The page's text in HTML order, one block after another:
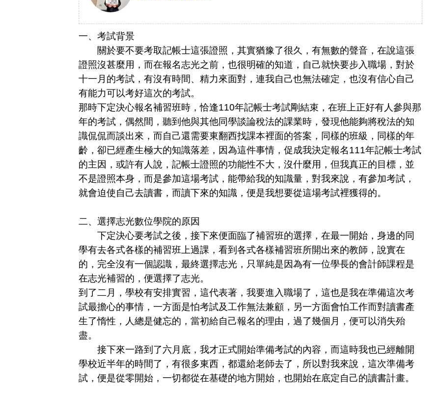
一、考試背景
關於要不要考取記帳士這張證照，其實猶豫了很久，有無數的聲音，在說這張
證照沒甚麼用，而在報名志光之前，也很明確的知道，自己就快要步入職場，對於
十一月的考試，有沒有時間、精力來面對，連我自己也無法確定，也沒有信心自己
有能力可以考好這次的考試。
那時下定決心報名補習班時，恰逢110年記帳士考試剛結束，在班上正好有人參與那
年的考試，偶然間，聽到他與其他同學談論稅法的課業時，發現他能夠將稅法的知
識侃侃而談出來，而自己還需要東翻西找課本裡面的答案，同樣的班級，同樣的年
齡，卻已經產生極大的知識落差，因為這件事情，促成我決定報名111年記帳士考試
的主因，或許有人說，記帳士證照的功能性不大，沒什麼用，但我真正的目標，並
不是證照本身，而是參加這場考試，能帶給我的知識量，對我來說，有參加考試，
就會迫使自己去讀書，而讀下來的知識，便是我想要從這場考試裡獲得的。
二、選擇志光數位學院的原因
下定決心要考試之後，接下來便面臨了補習班的選擇，在最一開始，身邊的同
學有去各式各樣的補習班上過課，看到各式各樣補習班所開出來的教師，說實在
的，完全沒有一個認識，最終選擇志光，只單純是因為有一位學長的會計師課程是
在志光補習的，便選擇了志光。
到了二月，學校有安排實習，這代表著，我要進入職場了，這也是我在準備這次考
試最擔心的事情，一方面是怕考試及工作無法兼顧，另一方面會怕工作而對讀書產
生了惰性，人總是健忘的，當初給自己報名的理由，過了幾個月，便可以消失殆
盡。
接下來一路到了六月底，我才正式開始準備考試的內容，而這時我也已經離開
學校近半年的時間了，有很多東西，都還給老師去了，所以對我來說，這次準備考
試，便是從零開始，一切都從在基礎的地方開始，也開始在底定自己的讀書計畫。